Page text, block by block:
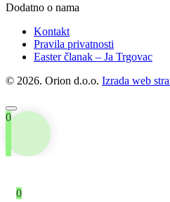
Dodatno o nama
Kontakt
Pravila privatnosti
Easter članak – Ja Trgovac
© 2026. Orion d.o.o. Izrada web
0
0